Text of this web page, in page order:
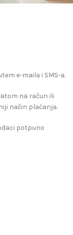
e-maila i SMS-a.
na račun ili
način plaćanja.
potpuno